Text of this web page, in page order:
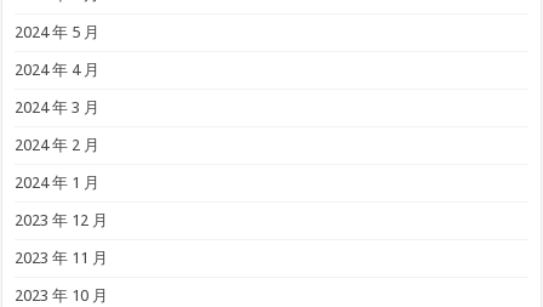
2024 年 5 月
2024 年 4 月
2024 年 3 月
2024 年 2 月
2024 年 1 月
2023 年 12 月
2023 年 11 月
2023 年 10 月